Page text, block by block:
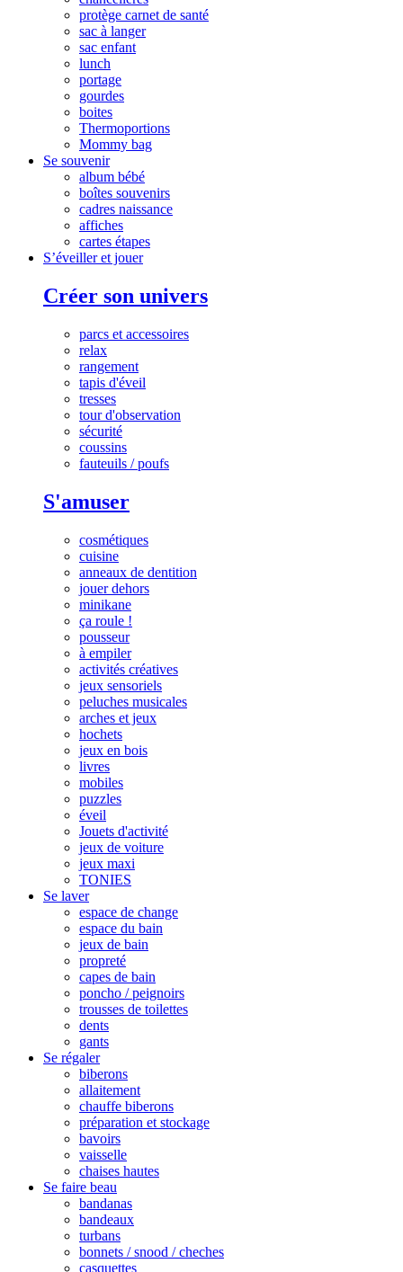
protège carnet de santé
sac à langer
sac enfant
lunch
portage
gourdes
boites
Thermoportions
Mommy bag
Se souvenir
album bébé
boîtes souvenirs
cadres naissance
affiches
cartes étapes
S’éveiller et jouer
Créer son univers
parcs et accessoires
relax
rangement
tapis d'éveil
tresses
tour d'observation
sécurité
coussins
fauteuils / poufs
S'amuser
cosmétiques
cuisine
anneaux de dentition
jouer dehors
minikane
ça roule !
pousseur
à empiler
activités créatives
jeux sensoriels
peluches musicales
arches et jeux
hochets
jeux en bois
livres
mobiles
puzzles
éveil
Jouets d'activité
jeux de voiture
jeux maxi
TONIES
Se laver
espace de change
espace du bain
jeux de bain
propreté
capes de bain
poncho / peignoirs
trousses de toilettes
dents
gants
Se régaler
biberons
allaitement
chauffe biberons
préparation et stockage
bavoirs
vaisselle
chaises hautes
Se faire beau
bandanas
bandeaux
turbans
bonnets / snood / cheches
casquettes